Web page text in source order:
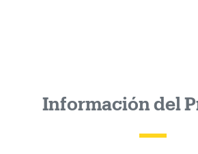
Información del